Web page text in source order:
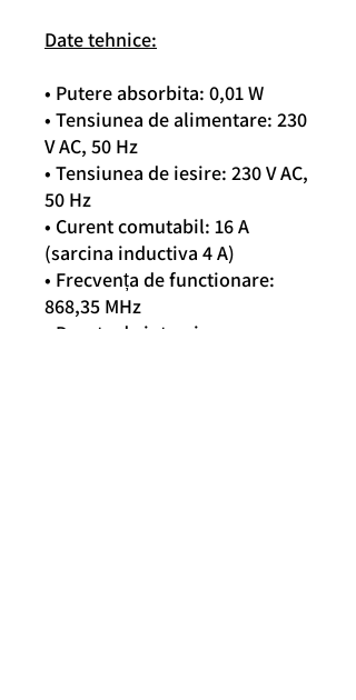
Date tehnice:
• Putere absorbita: 0,01 W
• Tensiunea de alimentare: 230
V AC, 50 Hz
• Tensiunea de iesire: 230 V AC,
50 Hz
• Curent comutabil: 16 A
(sarcina inductiva 4 A)
• Frecvența de functionare:
868,35 MHz
• Durata de intarziere a